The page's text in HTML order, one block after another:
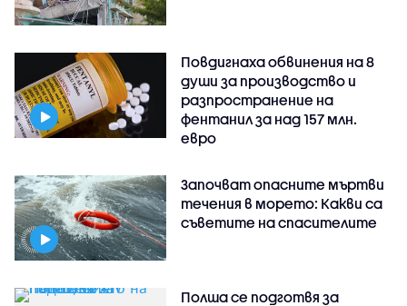
Повдигнаха обвинения на 8
души за производство и
разпространение на
фентанил за над 157 млн.
евро
Започват опасните мъртви
течения в морето: Какви са
съветите на спасителите
Полша се подготвя за